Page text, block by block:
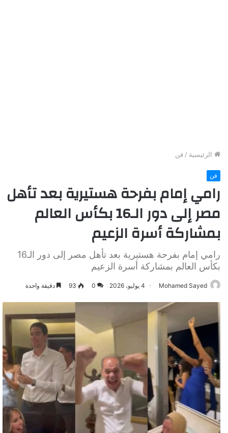
الرئيسية / فن
فن
رامي إمام بفرحة هستيرية بعد تأهل
مصر إلى دور الـ16 بكأس العالم
بمشاركة أسرة الزعيم
رامي إمام بفرحة هستيرية بعد تأهل مصر إلى دور الـ16
بكأس العالم بمشاركة أسرة الزعيم
Mohamed Sayed 4 يوليو، 2026 0
93 دقيقة واحدة